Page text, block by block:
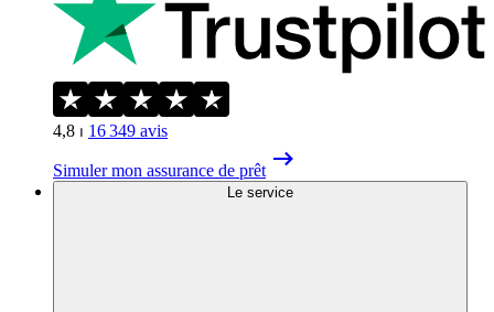
4,8 ⏐ 16 349 avis
Simuler mon assurance de prêt
Le service